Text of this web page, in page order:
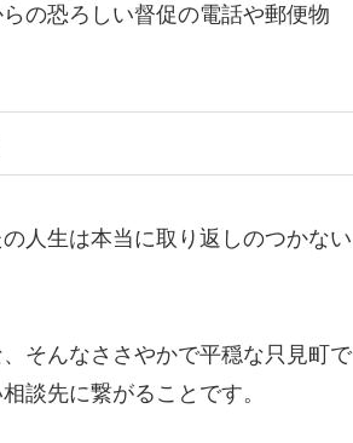
の恐ろしい督促の電話や郵便物
人生は本当に取り返しのつかない
そんなささやかで平穏な只見町で
談先に繋がることです。